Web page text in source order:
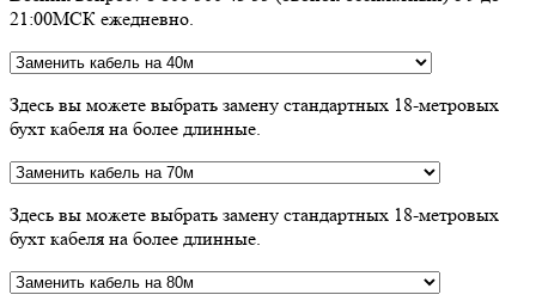
21:00МСК ежедневно.
Здесь вы можете выбрать замену стандартных 18-метровых
бухт кабеля на более длинные.
Здесь вы можете выбрать замену стандартных 18-метровых
бухт кабеля на более длинные.